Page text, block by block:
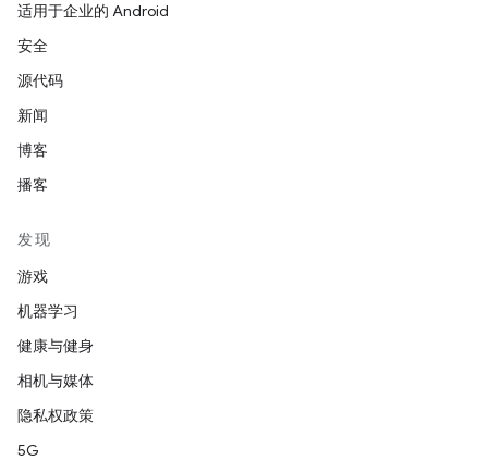
适用于企业的 Android
安全
源代码
新闻
博客
播客
发现
游戏
机器学习
健康与健身
相机与媒体
隐私权政策
5G